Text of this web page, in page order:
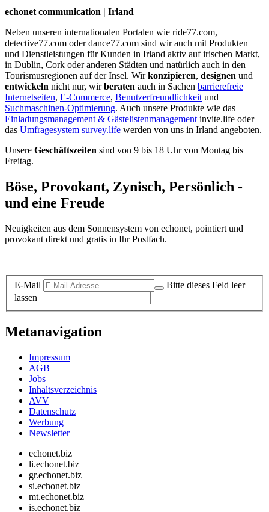
echonet communication | Irland
Neben unseren internationalen Portalen wie ride77.com,
detective77.com oder dance77.com sind wir auch mit Produkten
und Dienstleistungen für Kunden in Irland aktiv auf irischen Markt,
in Dublin, Cork oder anderen Städten und natürlich auch in den
Tourismusregionen auf der Insel. Wirkonzipieren, designen und
entwickeln nicht nur, wirberaten auch in Sachen barrierefreie
Internetseiten, E-Commerce, Benutzerfreundlichkeit und
Suchmaschinen-Optimierung. Auch unsere Produkte wie das
Einladungsmanagement & Gästelistenmanagement invite.life oder
das Umfragesystem survey.life werden von uns in Irland angeboten.
Unsere Geschäftszeiten sind von 9 bis 18 Uhr von Montag bis
Freitag.
Böse, Provokant, Zynisch, Persönlich -
und eine Freude
Neuigkeiten aus dem Sonnensystem von echonet, pointiert und
provokant direkt und gratis in Ihr Postfach.
E-Mail
Bitte dieses Feld leer
lassen
Metanavigation
Impressum
AGB
Jobs
Inhaltsverzeichnis
AVV
Datenschutz
Werbung
Newsletter
echonet.biz
li.echonet.biz
gr.echonet.biz
si.echonet.biz
mt.echonet.biz
is.echonet.biz